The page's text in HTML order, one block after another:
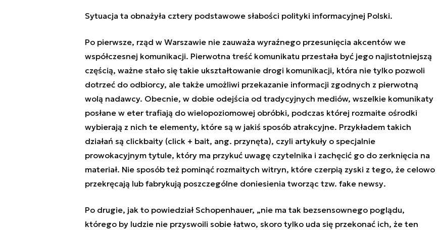
Sytuacja ta obnażyła cztery podstawowe słabości polityki informacyjnej Polski.
Po pierwsze, rząd w Warszawie nie zauważa wyraźnego przesunięcia akcentów we
współczesnej komunikacji. Pierwotna treść komunikatu przestała być jego najistotniejszą
częścią, ważne stało się takie ukształtowanie drogi komunikacji, która nie tylko pozwoli
dotrzeć do odbiorcy, ale także umożliwi przekazanie informacji zgodnych z pierwotną
wolą nadawcy. Obecnie, w dobie odejścia od tradycyjnych mediów, wszelkie komunikaty
posłane w eter trafiają do wielopoziomowej obróbki, podczas której rozmaite ośrodki
wybierają z nich te elementy, które są w jakiś sposób atrakcyjne. Przykładem takich
działań są clickbaity (click + bait, ang. przynęta), czyli artykuły o specjalnie
prowokacyjnym tytule, który ma przykuć uwagę czytelnika i zachęcić go do zerknięcia na
materiał. Nie sposób też pominąć rozmaitych witryn, które czerpią zyski z tego, że celowo
przekręcają lub fabrykują poszczególne doniesienia tworząc tzw. fake newsy.
Po drugie, jak to powiedział Schopenhauer, „nie ma tak bezsensownego poglądu,
którego by ludzie nie przyswoili sobie łatwo, skoro tylko uda się przekonać ich, że ten